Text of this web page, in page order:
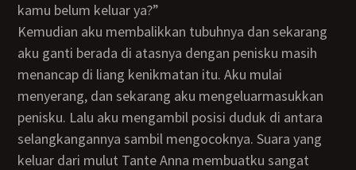
kamu belum keluar ya?”
Kemudian aku membalikkan tubuhnya dan sekarang
aku ganti berada di atasnya dengan penisku masih
menancap di liang kenikmatan itu. Aku mulai
menyerang, dan sekarang aku mengeluarmasukkan
penisku. Lalu aku mengambil posisi duduk di antara
selangkangannya sambil mengocoknya. Suara yang
keluar dari mulut Tante Anna membuatku sangat